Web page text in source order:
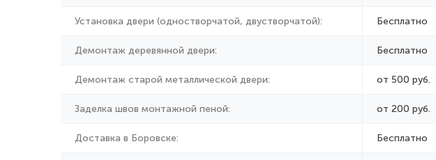
Установка двери (одностворчатой, двустворчатой): Бесплатно
Демонтаж деревянной двери: Бесплатно
Демонтаж старой металлической двери: от 500 руб.
Заделка швов монтажной пеной: от 200 руб.
Доставка в Боровске: Бесплатно